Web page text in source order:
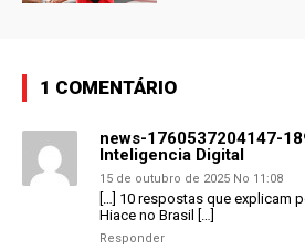
1 COMENTÁRIO
news-1760537204147-
Inteligencia Digital
15 de outubro de 2025 No 11:08
[…] 10 respostas que explicam
Hiace no Brasil […]
Responder